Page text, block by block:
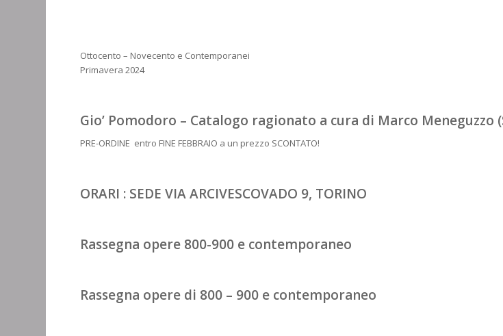
Ottocento – Novecento e Contemporanei
Primavera 2024
Gio’ Pomodoro – Catalogo ragionato a cura di Marco Meneguzzo
PRE-ORDINE entro FINE FEBBRAIO a un prezzo SCONTATO!
ORARI : SEDE VIA ARCIVESCOVADO 9, TORINO
Rassegna opere 800-900 e contemporaneo
Rassegna opere di 800 – 900 e contemporaneo